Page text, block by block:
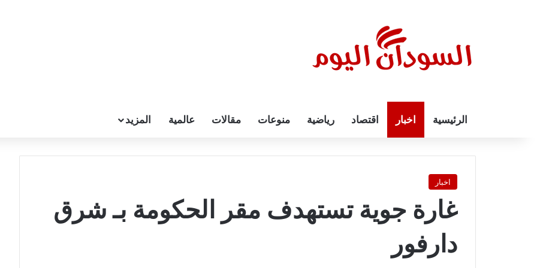
الرئيسية اخبار اقتصاد رياضية منوعات مقالات عالمية المزيد
اخبار
غارة جوية تستهدف مقر الحكومة بـ شرق
دارفور